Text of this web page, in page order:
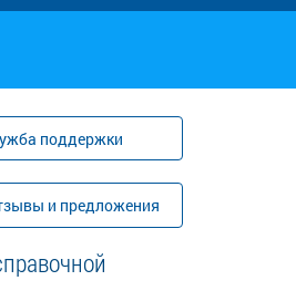
поддержки
и предложения